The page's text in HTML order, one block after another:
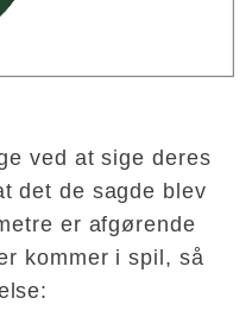
ved at sige deres
det de sagde blev
er afgørende
kommer i spil, så